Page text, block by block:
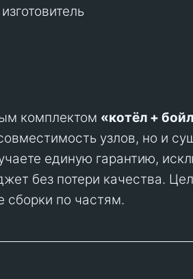
комплектом «котёл +
узлов, но и
единую гарантию,
без потери качества.
сборки по частям.